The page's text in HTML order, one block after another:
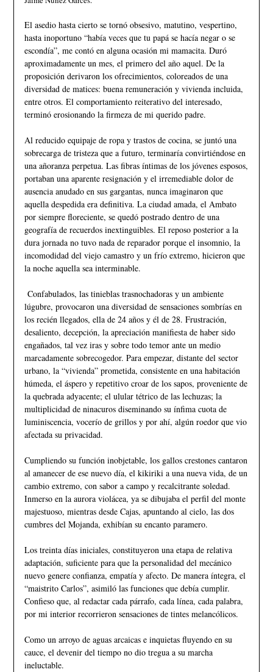
El asedio hasta cierto se tornó obsesivo, matutino, vespertino,
hasta inoportuno “había veces que tu papá se hacía negar o se
escondía”, me contó en alguna ocasión mi mamacita. Duró
aproximadamente un mes, el primero del año aquel. De la
proposición derivaron los ofrecimientos, coloreados de una
diversidad de matices: buena remuneración y vivienda incluida,
entre otros. El comportamiento reiterativo del interesado,
terminó erosionando la firmeza de mi querido padre.
Al reducido equipaje de ropa y trastos de cocina, se juntó una
sobrecarga de tristeza que a futuro, terminaría convirtiéndose en
una añoranza perpetua. Las fibras íntimas de los jóvenes esposos,
portaban una aparente resignación y el irremediable dolor de
ausencia anudado en sus gargantas, nunca imaginaron que
aquella despedida era definitiva. La ciudad amada, el Ambato
por siempre floreciente, se quedó postrado dentro de una
geografía de recuerdos inextinguibles. El reposo posterior a la
dura jornada no tuvo nada de reparador porque el insomnio, la
incomodidad del viejo camastro y un frío extremo, hicieron que
la noche aquella sea interminable.
Confabulados, las tinieblas trasnochadoras y un ambiente
lúgubre, provocaron una diversidad de sensaciones sombrías en
los recién llegados, ella de 24 años y él de 28. Frustración,
desaliento, decepción, la apreciación manifiesta de haber sido
engañados, tal vez iras y sobre todo temor ante un medio
marcadamente sobrecogedor. Para empezar, distante del sector
urbano, la “vivienda” prometida, consistente en una habitación
húmeda, el áspero y repetitivo croar de los sapos, proveniente de
la quebrada adyacente; el ulular tétrico de las lechuzas; la
multiplicidad de ninacuros diseminando su ínfima cuota de
luminiscencia, vocerío de grillos y por ahí, algún roedor que vio
afectada su privacidad.
Cumpliendo su función inobjetable, los gallos crestones cantaron
al amanecer de ese nuevo día, el kikiriki a una nueva vida, de un
cambio extremo, con sabor a campo y recalcitrante soledad.
Inmerso en la aurora violácea, ya se dibujaba el perfil del monte
majestuoso, mientras desde Cajas, apuntando al cielo, las dos
cumbres del Mojanda, exhibían su encanto paramero.
Los treinta días iniciales, constituyeron una etapa de relativa
adaptación, suficiente para que la personalidad del mecánico
nuevo genere confianza, empatía y afecto. De manera íntegra, el
“maistrito Carlos”, asimiló las funciones que debía cumplir.
Confieso que, al redactar cada párrafo, cada línea, cada palabra,
por mi interior recorrieron sensaciones de tintes melancólicos.
Como un arroyo de aguas arcaicas e inquietas fluyendo en su
cauce, el devenir del tiempo no dio tregua a su marcha
ineluctable.